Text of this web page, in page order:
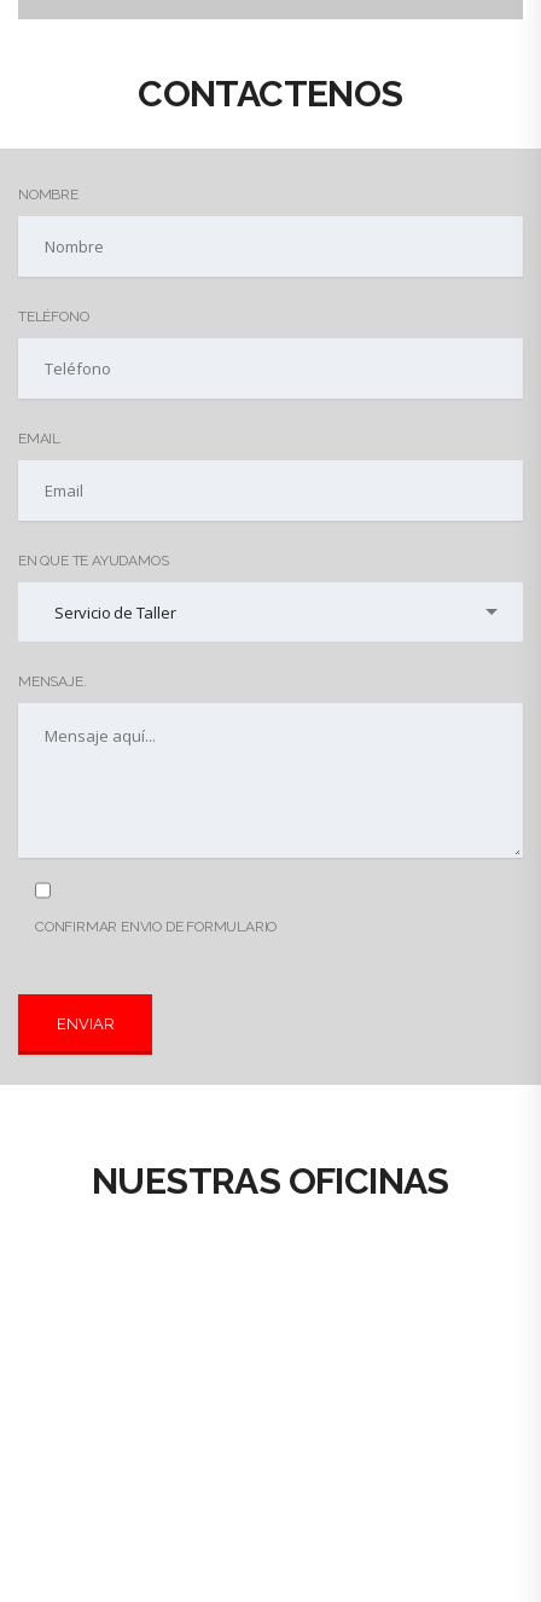
CONTACTENOS
NOMBRE
TELÉFONO
EMAIL
EN QUE TE AYUDAMOS
Servicio de Taller
MENSAJE.
CONFIRMAR ENVIO DE FORMULARIO
NUESTRAS OFICINAS